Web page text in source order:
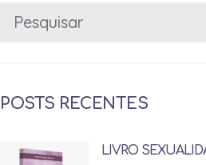
POSTS RECENTES
LIVRO